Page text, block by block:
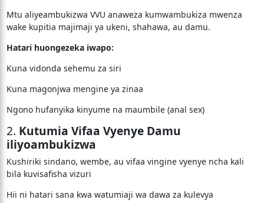
Mtu aliyeambukizwa VVU anaweza kumwambukiza mwenza
wake kupitia majimaji ya ukeni, shahawa, au damu.
Hatari huongezeka iwapo:
Kuna vidonda sehemu za siri
Kuna magonjwa mengine ya zinaa
Ngono hufanyika kinyume na maumbile (anal sex)
2. Kutumia Vifaa Vyenye Damu
iliyoambukizwa
Kushiriki sindano, wembe, au vifaa vingine vyenye ncha kali
bila kuvisafisha vizuri
Hii ni hatari sana kwa watumiaji wa dawa za kulevya